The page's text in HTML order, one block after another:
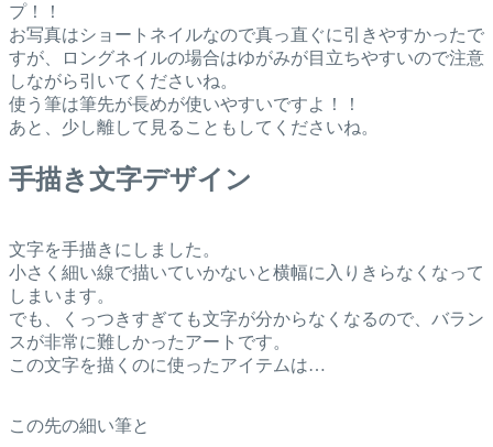
プ！！
お写真はショートネイルなので真っ直ぐに引きやすかったで
すが、ロングネイルの場合はゆがみが目立ちやすいので注意
しながら引いてくださいね。
使う筆は筆先が長めが使いやすいですよ！！
あと、少し離して見ることもしてくださいね。
手描き文字デザイン
文字を手描きにしました。
小さく細い線で描いていかないと横幅に入りきらなくなって
しまいます。
でも、くっつきすぎても文字が分からなくなるので、バラン
スが非常に難しかったアートです。
この文字を描くのに使ったアイテムは…
この先の細い筆と